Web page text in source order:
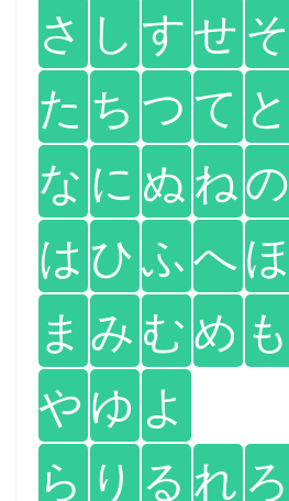
さ し すせ そ
た ち つ て と
な に ぬ ねの
は ひふへほ
ま み むめ も
や ゆ よ
ら り る れ ろ